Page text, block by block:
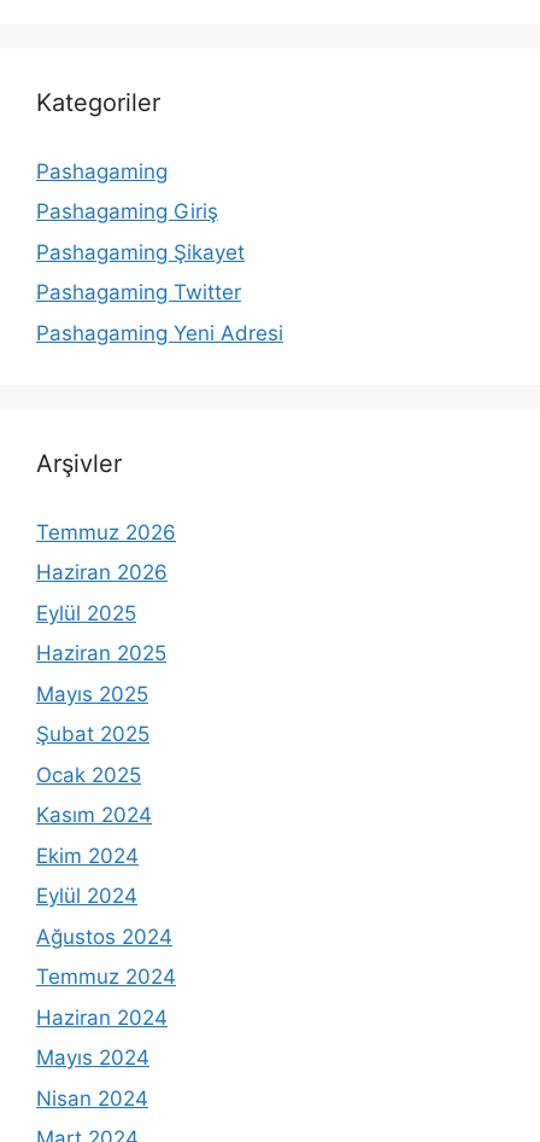
Kategoriler
Pashagaming
Pashagaming Giriş
Pashagaming Şikayet
Pashagaming Twitter
Pashagaming Yeni Adresi
Arşivler
Temmuz 2026
Haziran 2026
Eylül 2025
Haziran 2025
Mayıs 2025
Şubat 2025
Ocak 2025
Kasım 2024
Ekim 2024
Eylül 2024
Ağustos 2024
Temmuz 2024
Haziran 2024
Mayıs 2024
Nisan 2024